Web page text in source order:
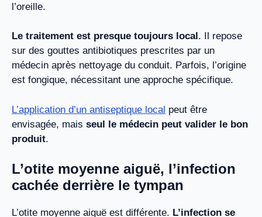
l’oreille.
Le traitement est presque toujours local . Il repose
sur des gouttes antibiotiques prescrites par un
médecin après nettoyage du conduit. Parfois, l’origine
est fongique, nécessitant une approche spécifique.
L’application d’un antiseptique local peut être
envisagée, mais seul le médecin peut valider le bon
produit.
L’otite moyenne aiguë, l’infection
cachée derrière le tympan
L’otite moyenne aiguë est différente. L’infection se